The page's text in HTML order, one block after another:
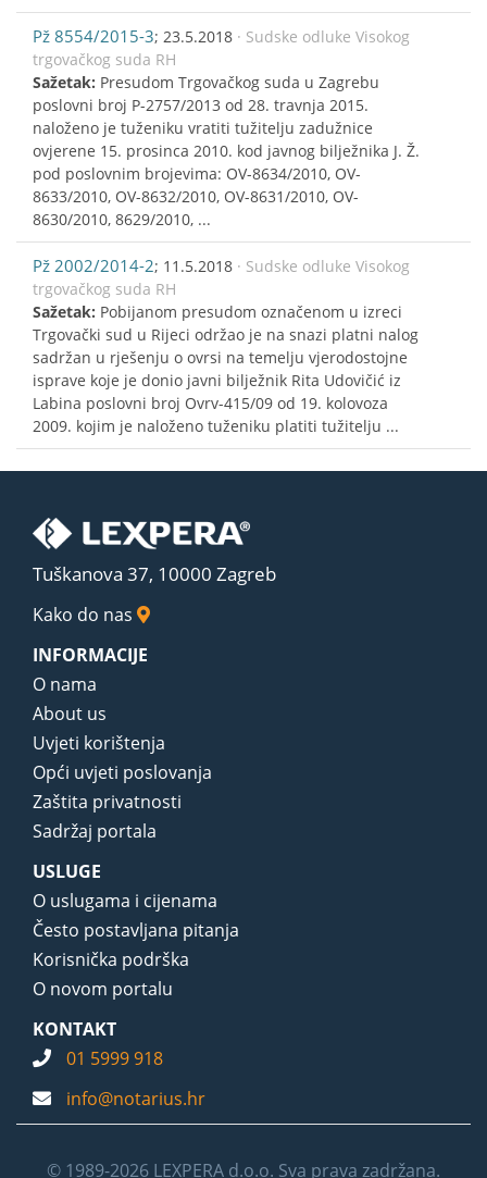
Pž 8554/2015-3; 23.5.2018 · Sudske odluke Visokog
trgovačkog suda RH
Sažetak: Presudom Trgovačkog suda u Zagrebu
poslovni broj P-2757/2013 od 28. travnja 2015.
naloženo je tuženiku vratiti tužitelju zadužnice
ovjerene 15. prosinca 2010. kod javnog bilježnika J. Ž.
pod poslovnim brojevima: OV-8634/2010, OV-
8633/2010, OV-8632/2010, OV-8631/2010, OV-
8630/2010, 8629/2010, ...
Pž 2002/2014-2; 11.5.2018 · Sudske odluke Visokog
trgovačkog suda RH
Sažetak: Pobijanom presudom označenom u izreci
Trgovački sud u Rijeci održao je na snazi platni nalog
sadržan u rješenju o ovrsi na temelju vjerodostojne
isprave koje je donio javni bilježnik Rita Udovičić iz
Labina poslovni broj Ovrv-415/09 od 19. kolovoza
2009. kojim je naloženo tuženiku platiti tužitelju ...
Tuškanova 37, 10000 Zagreb
Kako do nas
INFORMACIJE
O nama
About us
Uvjeti korištenja
Opći uvjeti poslovanja
Zaštita privatnosti
Sadržaj portala
USLUGE
O uslugama i cijenama
Često postavljana pitanja
Korisnička podrška
O novom portalu
KONTAKT
01 5999 918
info@notarius.hr
© 1989-2026 LEXPERA d.o.o. Sva prava zadržana.